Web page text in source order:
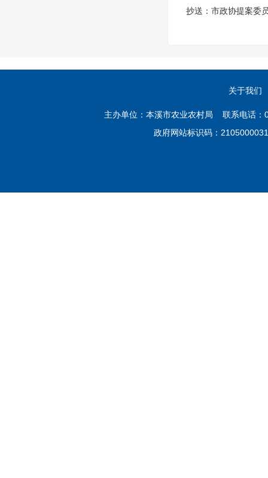
抄送：市政协提案委
关于我们
主办单位：本溪市农业农村局 联系电话
政府网站标识码：